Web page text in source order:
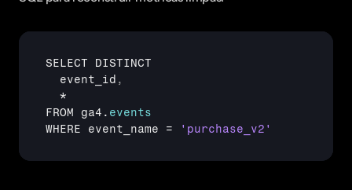
SELECT DISTINCT
event_id ,
FROM ga4 . events
WHERE event_name = 'purchase_v2'